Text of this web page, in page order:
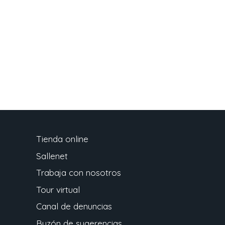
Tienda online
Sallenet
Trabaja con nosotros
Tour virtual
Canal de denuncias